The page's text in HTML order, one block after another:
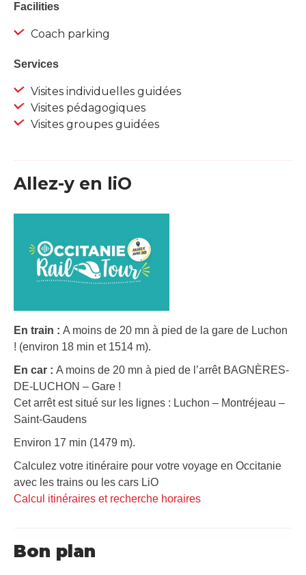
Facilities
Coach parking
Services
Visites individuelles guidées
Visites pédagogiques
Visites groupes guidées
Allez-y en liO
En train : A moins de 20 mn à pied de la gare de Luchon
! (environ 18 min et 1514 m).
En car : A moins de 20 mn à pied de l’arrêt BAGNÈRES-
DE-LUCHON – Gare !
Cet arrêt est situé sur les lignes : Luchon – Montréjeau –
Saint-Gaudens
Environ 17 min (1479 m).
Calculez votre itinéraire pour votre voyage en Occitanie
avec les trains ou les cars LiO
Calcul itinéraires et recherche horaires
Bon plan